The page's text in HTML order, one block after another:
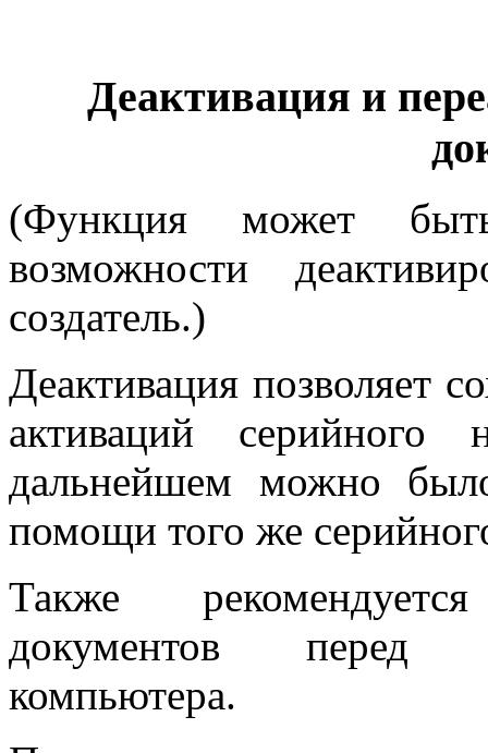
Деактивация и
(Функция может
возможности
создатель.)
Деактивация позволяет
активаций
дальнейшем можно
помощи того же
Также
документов перед
компьютера.